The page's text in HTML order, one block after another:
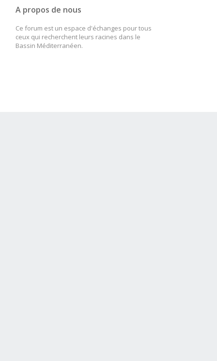
A propos de nous
Ce forum est un espace d'échanges pour tous
ceux qui recherchent leurs racines dans le
Bassin Méditerranéen.